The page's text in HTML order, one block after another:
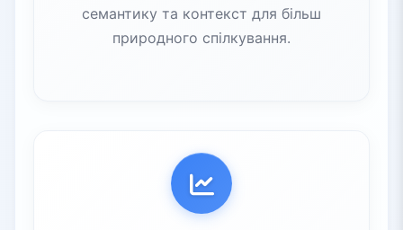
семантику та контекст для більш
природного спілкування.